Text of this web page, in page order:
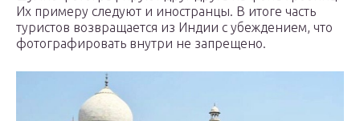
Их примеру следуют и иностранцы. В итоге часть
туристов возвращается из Индии с убеждением, что
фотографировать внутри не запрещено.